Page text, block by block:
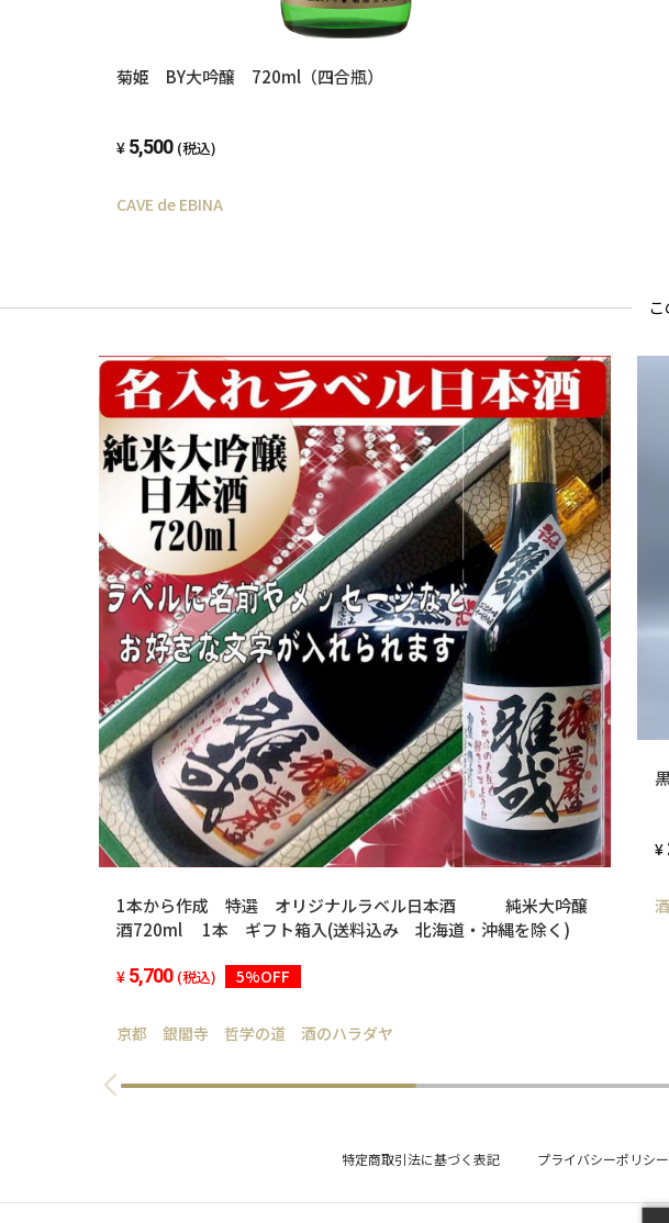
菊姫 BY大吟醸 720ml（四合瓶）
5,500 (税込)
CAVE de EBINA
1本から作成 特選 オリジナルラベル日本酒 純米大吟醸
酒720ml 1本 ギフト箱入(送料込み 北海道・沖縄を除く)
5,700 (税込) 5%OFF
京都 銀閣寺 哲学の道 酒のハラダヤ
特定商取引法に基づく表記 プライバシーポリシー